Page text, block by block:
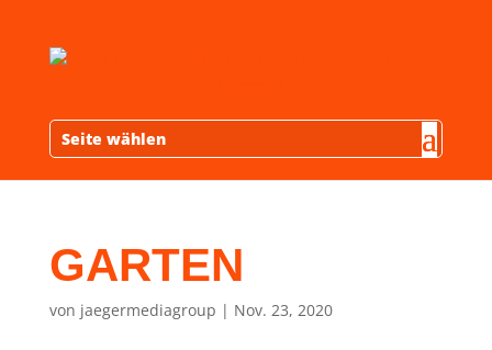
Seite wählen
GARTEN
von jaegermediagroup | Nov. 23, 2020